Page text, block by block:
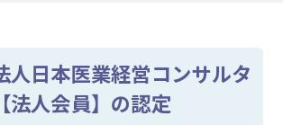
人日本医業経営コンサルタ
法人会員】の認定